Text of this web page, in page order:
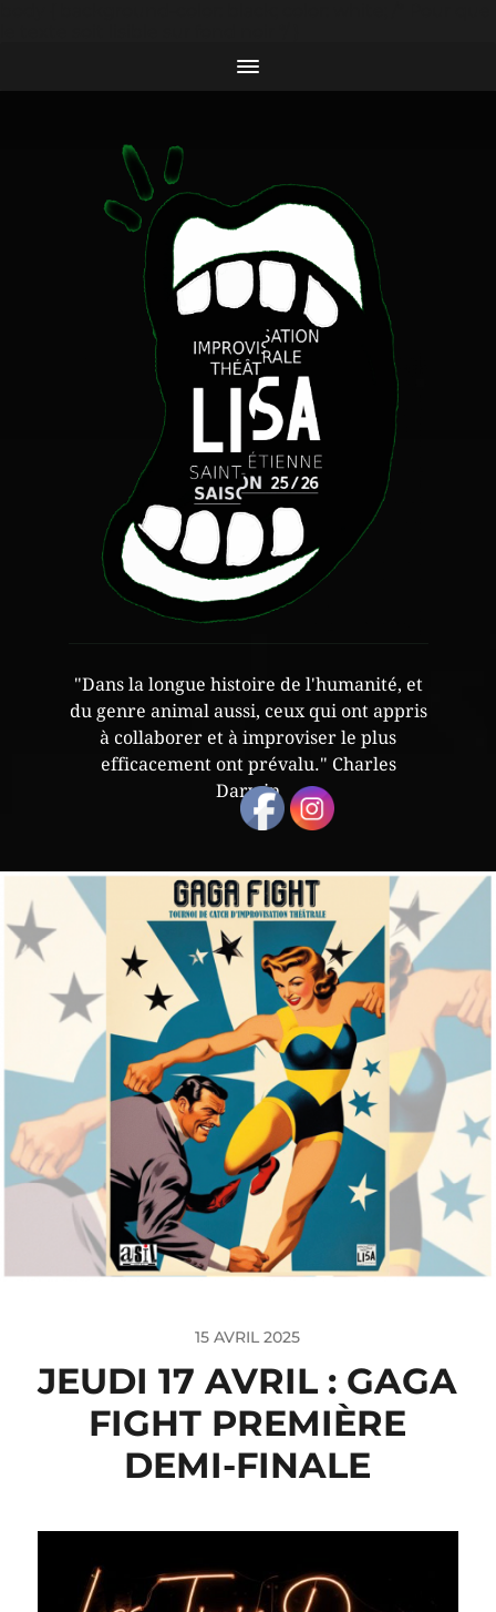
"Dans la longue histoire de l'humanité, et
du genre animal aussi, ceux qui ont appris
à collaborer et à improviser le plus
efficacement ont prévalu." Charles
Darwin
15 AVRIL 2025
JEUDI 17 AVRIL : GAGA
FIGHT PREMIÈRE
DEMI-FINALE